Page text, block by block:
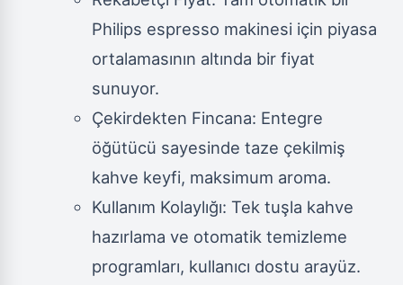
Philips espresso makinesi için piyasa
ortalamasının altında bir fiyat
sunuyor.
Çekirdekten Fincana: Entegre
öğütücü sayesinde taze çekilmiş
kahve keyfi, maksimum aroma.
Kullanım Kolaylığı: Tek tuşla kahve
hazırlama ve otomatik temizleme
programları, kullanıcı dostu arayüz.